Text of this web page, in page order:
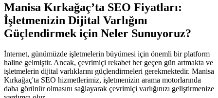
Manisa Kırkağaç’ta SEO Fiyatları:
İşletmenizin Dijital Varlığını
Güçlendirmek için Neler Sunuyoruz?
İnternet, günümüzde işletmelerin büyümesi için önemli bir platform
haline gelmiştir. Ancak, çevrimiçi rekabet her geçen gün artmakta ve
işletmelerin dijital varlıklarını güçlendirmeleri gerekmektedir. Manisa
Kırkağaç'ta SEO hizmetlerimiz, işletmenizin arama motorlarında
daha görünür olmasını sağlayarak çevrimiçi varlığınızı geliştirmenize